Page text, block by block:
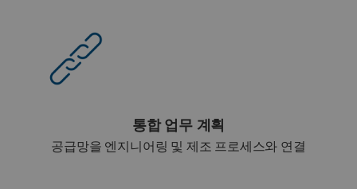
통합 업무 계획
공급망을 엔지니어링 및 제조 프로세스와 연결